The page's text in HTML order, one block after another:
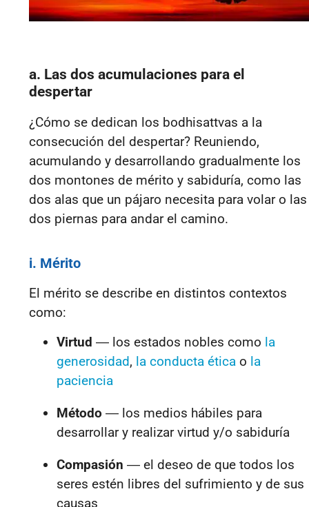
a. Las dos acumulaciones para el
despertar
¿Cómo se dedican los bodhisattvas a la
consecución del despertar? Reuniendo,
acumulando y desarrollando gradualmente los
dos montones de mérito y sabiduría, como las
dos alas que un pájaro necesita para volar o las
dos piernas para andar el camino.
i. Mérito
El mérito se describe en distintos contextos
como:
Virtud ― los estados nobles como la
generosidad, la conducta ética o la
paciencia
Método ― los medios hábiles para
desarrollar y realizar virtud y/o sabiduría
Compasión ― el deseo de que todos los
seres estén libres del sufrimiento y de sus
causas